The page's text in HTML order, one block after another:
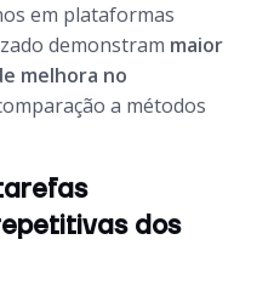
em plataformas
demonstram maior
melhora no
a métodos
dos